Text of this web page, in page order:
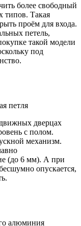
более свободный
типов. Такая
проём для входа.
петель,
такой модели
под
петля
дверцах
с полом.
механизм.
(до 6 мм). А при
опускается,